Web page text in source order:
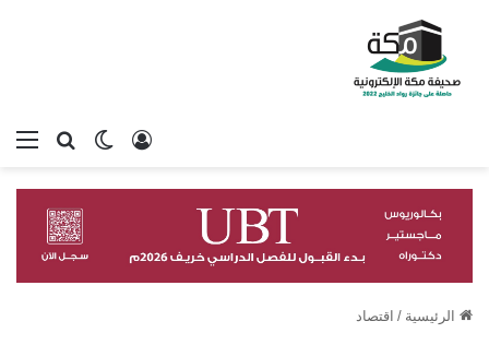
بحثالوضع
تسجيل الدخول
الرئيسية / اقتصاد